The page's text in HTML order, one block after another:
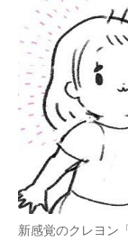
ビジネスと働き
AI活用のいまが
企業ITのトレン
経営リーダーの
マーケ×ITの今
新感覚のクレヨン